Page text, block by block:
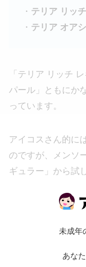
・ テリア リッ
・ テリア オア
「テリア リッチ
パール」ともにか
っています。
アイコスさん的に
のですが、メンソ
ギュラー」から試
気になる味レビュ
未成年
あな